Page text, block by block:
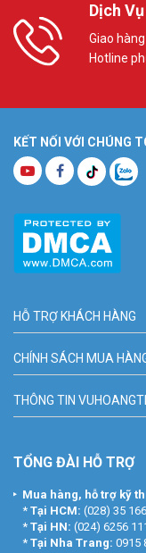
Dịch
Giao
Hotline
KẾT NỐI VỚI CHÚNG
HỖ TRỢ KHÁCH HÀNG
CHÍNH SÁCH MUA
THÔNG TIN
TỔNG ĐÀI HỖ TRỢ
Mua hàng, hỗ trợ kỹ
* Tại HCM: (028) 35
* Tại HN: (024) 6256
* Tại Nha Trang: 0915